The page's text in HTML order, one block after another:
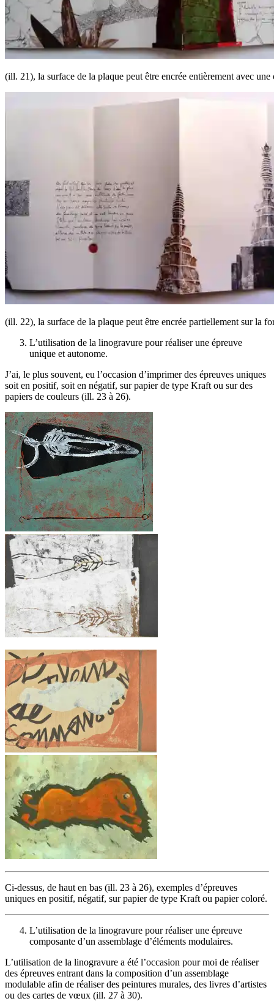
(ill. 21), la surface de la plaque peut être encrée entièrement avec
(ill. 22), la surface de la plaque peut être encrée partiellement sur la
L’utilisation de la linogravure pour réaliser une épreuve
unique et autonome.
J’ai, le plus souvent, eu l’occasion d’imprimer des épreuves uniques
soit en positif, soit en négatif, sur papier de type Kraft ou sur des
papiers de couleurs (ill. 23 à 26).
Ci-dessus, de haut en bas (ill. 23 à 26), exemples d’épreuves
uniques en positif, négatif, sur papier de type Kraft ou papier coloré.
L’utilisation de la linogravure pour réaliser une épreuve
composante d’un assemblage d’éléments modulaires.
L’utilisation de la linogravure a été l’occasion pour moi de réaliser
des épreuves entrant dans la composition d’un assemblage
modulable afin de réaliser des peintures murales, des livres d’artistes
ou des cartes de vœux (ill. 27 à 30).